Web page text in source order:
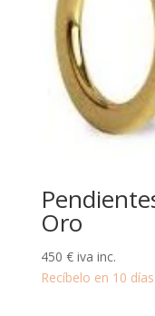
Oro
450 € iva inc.
Recíbelo en 10 días.